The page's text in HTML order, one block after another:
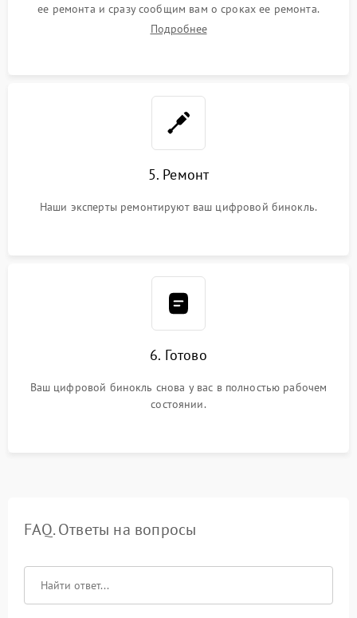
ее ремонта и сразу сообщим вам о сроках ее ремонта.
Подробнее
5. Ремонт
Наши эксперты ремонтируют ваш цифровой бинокль.
6. Готово
Ваш цифровой бинокль снова у вас в полностью рабочем
состоянии.
FAQ. Ответы на вопросы